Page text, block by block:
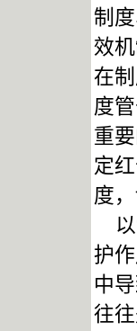
制
效
在
度
重
定
度
以
护
中
往